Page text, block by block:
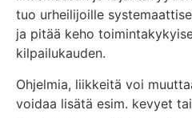
tuo urheilijoille
ja pitää keho
kilpailukauden.
Ohjelmia, liikkeitä voi
voidaa lisätä esim. kevyet